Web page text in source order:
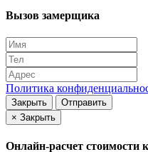
Вызов замерщика
Политика
Закрыть
Отправить
× Закрыть
Онлайн-расчет стоимости